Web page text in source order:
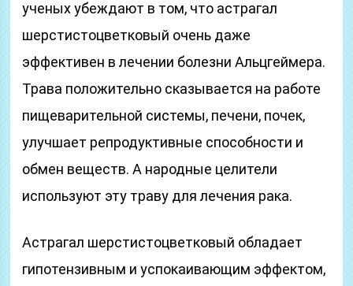
ученых убеждают в том, что астрагал
шерстистоцветковый очень даже
эффективен в лечении болезни Альцгеймера.
Трава положительно сказывается на работе
пищеварительной системы, печени, почек,
улучшает репродуктивные способности и
обмен веществ. А народные целители
используют эту траву для лечения рака.
Астрагал шерстистоцветковый обладает
гипотензивным и успокаивающим эффектом,